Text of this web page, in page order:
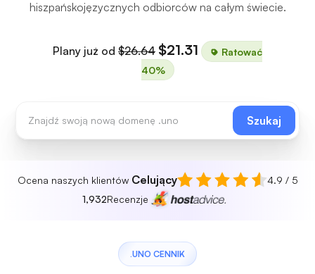
hiszpańskojęzycznych odbiorców na całym świecie.
Plany już od $26.64 $21.31
Ratować
40%
Szukaj
Ocena naszych klientów Celujący
4.9 / 5
1,932Recenzje
.UNO CENNIK